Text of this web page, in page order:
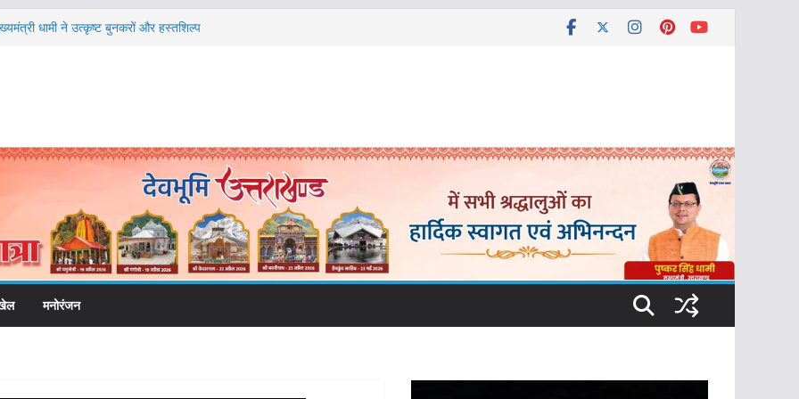
धामी ने उत्कृष्ट बुनकरों और हस्तशिल्प
पर बड़ा एक्शन, दो स्थानों पर ध्वस्तीकरण,
मनोरंजन